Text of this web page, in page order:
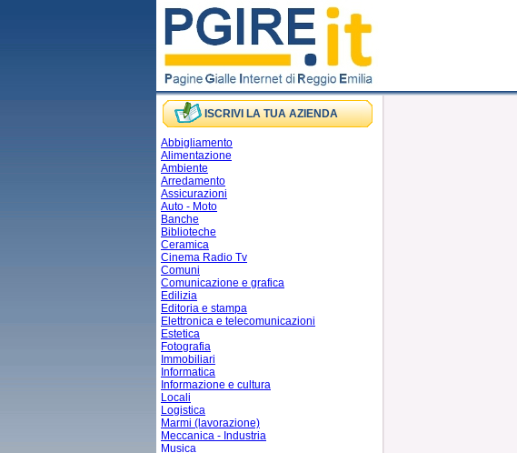
ISCRIVI LA TUA AZIENDA
Abbigliamento
Alimentazione
Ambiente
Arredamento
Assicurazioni
Auto - Moto
Banche
Biblioteche
Ceramica
Cinema Radio Tv
Comuni
Comunicazione e grafica
Edilizia
Editoria e stampa
Elettronica e telecomunicazioni
Estetica
Fotografia
Immobiliari
Informatica
Informazione e cultura
Locali
Logistica
Marmi (lavorazione)
Meccanica - Industria
Musica